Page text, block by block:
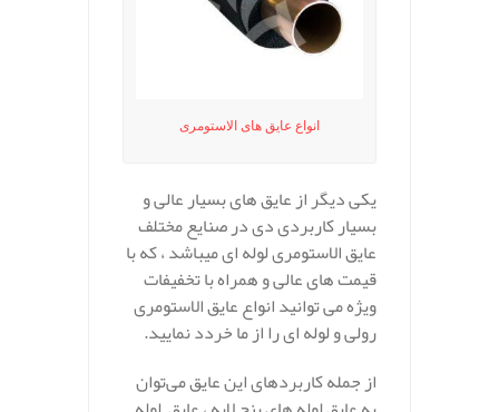
انواع عایق های الاستومری
یکی دیگر از عایق های بسیار عالی و
بسیار کاربردی دی در صنایع مختلف
عایق الاستومری لوله ای میباشد ، که با
قیمت های عالی و همراه با تخفیفات
ویژه می توانید انواع عایق الاستومری
رولی و لوله ای را از ما خردد نمایید.
از جمله کاربردهای این عایق می‌توان